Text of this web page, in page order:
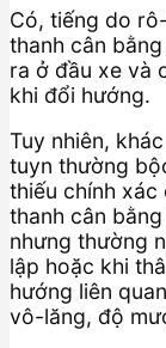
Có, tiếng do
thanh cân bằng
ra ở đầu xe và
khi đổi hướng.
Tuy nhiên,
tuyn thường
thiếu chính xác
thanh cân
nhưng thường
lập hoặc khi
hướng liên
vô-lăng, độ